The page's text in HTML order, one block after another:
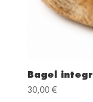
Bagel
30,00 €